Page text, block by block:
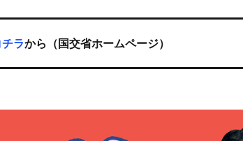
チラから（国交省ホームページ）